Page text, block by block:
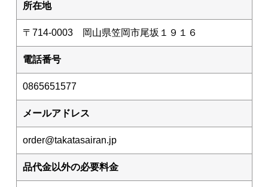
自販機設置場所
お問い合わせ
所在地
〒714-0003 岡山県笠岡市尾坂１９１６
電話番号
0865651577
メールアドレス
order@takatasairan.jp
品代金以外の必要料金